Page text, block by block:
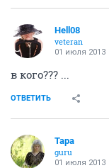
Hell08
veteran
01 июля 2013
в кого??? ...
ОТВЕТИТЬ
Тара
guru
01 июля 2013